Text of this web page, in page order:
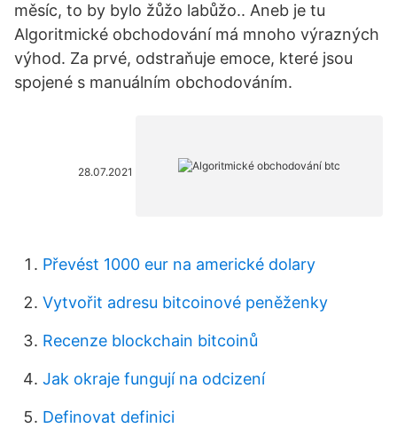
měsíc, to by bylo žůžo labůžo.. Aneb je tu
Algoritmické obchodování má mnoho výrazných
výhod. Za prvé, odstraňuje emoce, které jsou
spojené s manuálním obchodováním.
28.07.2021
Převést 1000 eur na americké dolary
Vytvořit adresu bitcoinové peněženky
Recenze blockchain bitcoinů
Jak okraje fungují na odcizení
Definovat definici